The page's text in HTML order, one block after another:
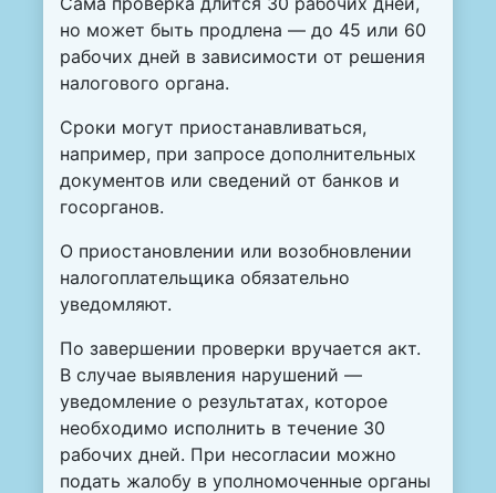
но может быть продлена — до 45 или 60
рабочих дней в зависимости от решения
налогового органа.
Сроки могут приостанавливаться,
например, при запросе дополнительных
документов или сведений от банков и
госорганов.
О приостановлении или возобновлении
налогоплательщика обязательно
уведомляют.
По завершении проверки вручается акт.
В случае выявления нарушений —
уведомление о результатах, которое
необходимо исполнить в течение 30
рабочих дней. При несогласии можно
подать жалобу в уполномоченные органы